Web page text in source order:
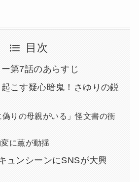
目次
第7話のあらすじ
こす疑心暗鬼！さゆりの鋭
偽りの母親がいる」怪文書の衝
に薫が動揺
ュンシーンにSNSが大興